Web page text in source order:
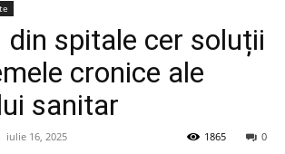
din spitale cer soluții
cronice ale
sanitar
iulie 16, 2025 0
1865